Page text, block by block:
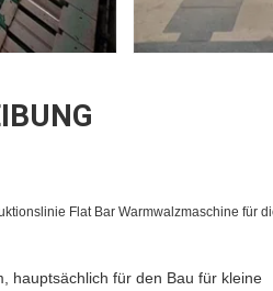
Flat Bar Warmwalzmaschine für
hauptsächlich für den Bau für kleine